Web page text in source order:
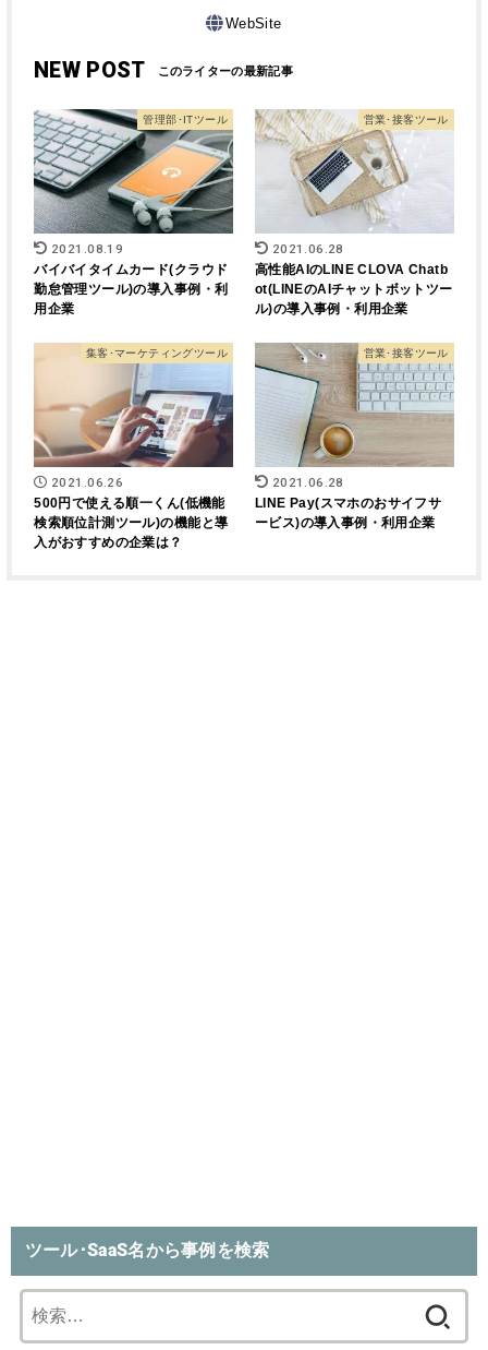
WebSite
NEW POST
管理部･ITツール
2021.08.19
バイバイタイムカード(クラウド
勤怠管理ツール)の導入事例・利
用企業
営業･接客ツール
2021.06.28
高性能AIのLINE CLOVA Chatb
ot(LINEのAIチャットボットツー
ル)の導入事例・利用企業
集客･マーケティングツール
2021.06.26
500円で使える順一くん(低機能
検索順位計測ツール)の機能と導
入がおすすめの企業は？
営業･接客ツール
2021.06.28
LINE Pay(スマホのおサイフサ
ービス)の導入事例・利用企業
ツール･SaaS名から事例を検索
索: